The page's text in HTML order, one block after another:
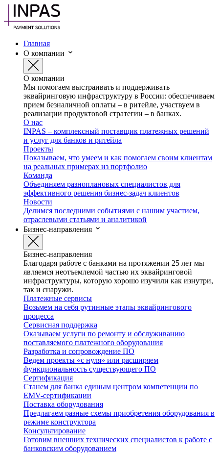
Главная
О компании
О компании
Мы помогаем выстраивать и поддерживать
эквайринговую инфраструктуру в России: обеспечиваем
прием безналичной оплаты – в ритейле, участвуем в
реализации продуктовой стратегии – в банках.
О нас
INPAS – комплексный поставщик платежных решений
и услуг для банков и ритейла
Проекты
Показываем, что умеем и как помогаем своим клиентам
на реальных примерах из портфолио
Команда
Объединяем разноплановых специалистов для
эффективного решения бизнес-задач клиентов
Новости
Делимся последними событиями с нашим участием,
отраслевыми статьями и аналитикой
Бизнес-направления
Бизнес-направления
Благодаря работе с банками на протяжении 25 лет мы
являемся неотъемлемой частью их эквайринговой
инфраструктуры, которую хорошо изучили как изнутри,
так и снаружи.
Платежные сервисы
Возьмем на себя рутинные этапы эквайрингового
процесса
Сервисная поддержка
Оказываем услуги по ремонту и обслуживанию
поставляемого платежного оборудования
Разработка и сопровождение ПО
Ведем проекты «с нуля» или расширяем
функциональность существующего ПО
Сертификация
Станем для банка единым центром компетенции по
EMV-сертификации
Поставка оборудования
Предлагаем разные схемы приобретения оборудования в
режиме конструктора
Консультирование
Готовим внешних технических специалистов к работе с
банковским оборудованием